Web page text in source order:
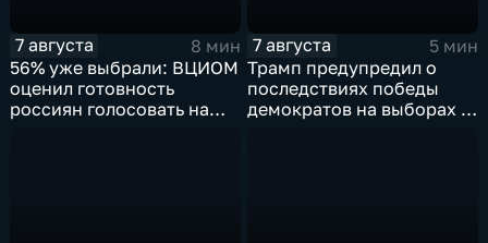
7 августа
8 мин
56% уже выбрали: ВЦИОМ
оценил готовность
россиян голосовать на
7 августа
5 мин
Трамп предупредил о
последствиях победы
демократов на выборах в